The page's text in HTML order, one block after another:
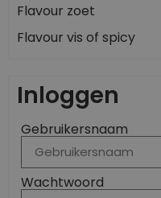
Flavour zoet
Flavour vis of spicy
Inloggen
Gebruikersnaam
Wachtwoord